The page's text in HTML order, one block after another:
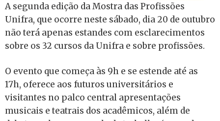
A segunda edição da Mostra das Profissões
Unifra, que ocorre neste sábado, dia 20 de outubro
não terá apenas estandes com esclarecimentos
sobre os 32 cursos da Unifra e sobre profissões.
O evento que começa às 9h e se estende até as
17h, oferece aos futuros universitários e
visitantes no palco central apresentações
musicais e teatrais dos acadêmicos, além de